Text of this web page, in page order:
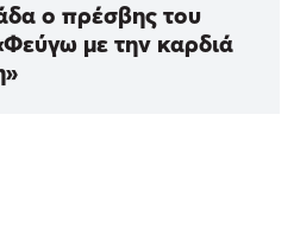
ο πρέσβης του
με την καρδιά